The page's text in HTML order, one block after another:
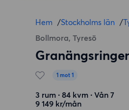
Hem /Stockholms län /
Bollmora, Tyresö
1 mot 1
3 rum ∙ 84 kvm ∙ Vån 7
9 149 kr/mån